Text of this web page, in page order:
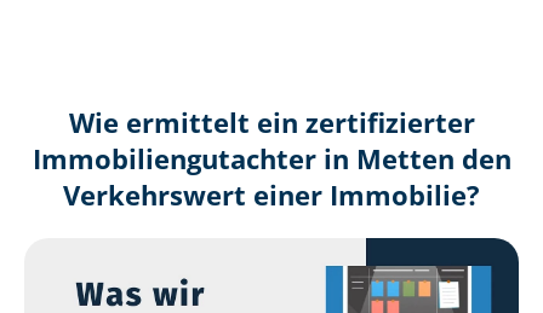
Wie ermittelt ein zertifizierter
Immobilien­gutachter in Metten den
Verkehrswert einer Immobilie?